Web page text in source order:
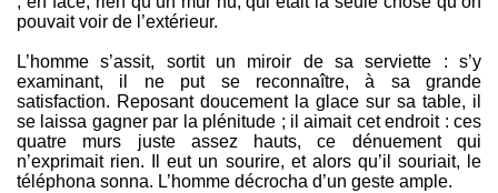
pouvait voir de l’extérieur.
L’homme s’assit, sortit un miroir de sa serviette : s’y
examinant, il ne put se reconnaître, à sa grande
satisfaction. Reposant doucement la glace sur sa table, il
se laissa gagner par la plénitude ; il aimait cet endroit : ces
quatre murs juste assez hauts, ce dénuement qui
n’exprimait rien. Il eut un sourire, et alors qu’il souriait, le
téléphona sonna. L’homme décrocha d’un geste ample.